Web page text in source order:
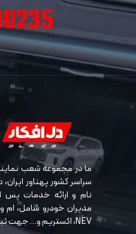
ما در مجموعه شعب
سراسر کشور پهناور
نام و ارائه خدمات
مدیران خودرو شامل،
NEV، اکستریم و… جهت ثبت نام با ما تماس بگیرید.